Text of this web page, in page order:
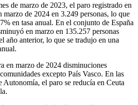
de marzo de 2023, el paro registrado en
de 2024 en 3.249 personas, lo que
en tasa anual. En el conjunto de España
en marzo en 135.257 personas
año anterior, lo que se tradujo en una
en marzo de 2024 disminuciones
excepto País Vasco. En las
Autonomía, el paro se reducía en Ceuta